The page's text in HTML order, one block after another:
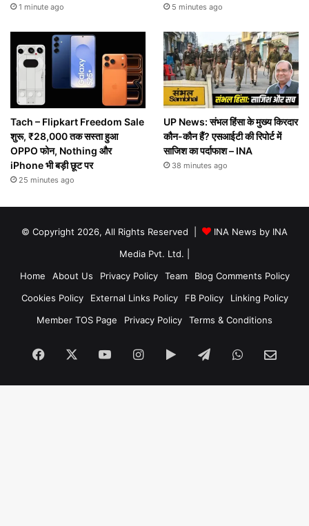
1 minute ago 5 minutes ago
Tach – Flipkart Freedom Sale
शुरू, ₹28,000 तक सस्ता हुआ
OPPO फोन, Nothing और
iPhone भी बड़ी छूट पर
25 minutes ago
UP News: संभल हिंसा के मुख्य किरदार
कौन-कौन हैं? एसआईटी की रिपोर्ट में
साजिश का पर्दाफाश – INA
38 minutes ago
© Copyright 2026, All Rights Reserved |
INA News by INA
Media Pvt. Ltd.
Home
About Us Privacy Policy Team
Blog Comments Policy
Cookies Policy
External Links Policy FB Policy
Linking Policy
Member TOS Page
Privacy Policy Terms & Conditions
Facebook YouTubeInstagram
Google
Play
TelegramWhatsApp